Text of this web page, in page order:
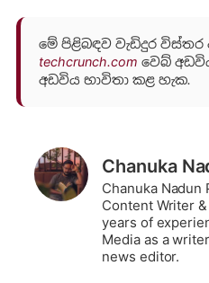
මේ පිළිබඳව වැඩිදුර විස්තර
techcrunch.com වෙබ්
අඩවිය භාවිතා කළ හැක.
Chanuka
Chanuka Nadun
Content Writer
years of
Media as a
news editor.